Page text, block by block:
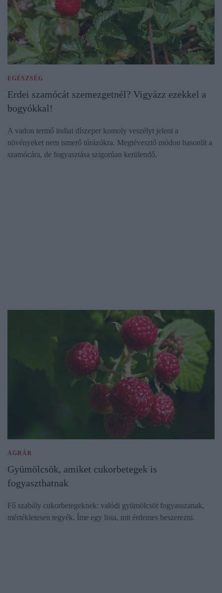
EGÉSZSÉG
Erdei szamócát szemezgetnél? Vigyázz ezekkel a
bogyókkal!
A vadon termő indiai díszeper komoly veszélyt jelent a
növényeket nem ismerő túrázókra. Megtévesztő módon hasonlít a
szamócára, de fogyasztása szigorúan kerülendő.
AGRÁR
Gyümölcsök, amiket cukorbetegek is
fogyaszthatnak
Fő szabály cukorbetegeknek: valódi gyümölcsöt fogyasszanak,
mértékletesen tegyék. Íme egy lista, mit érdemes beszerezni.